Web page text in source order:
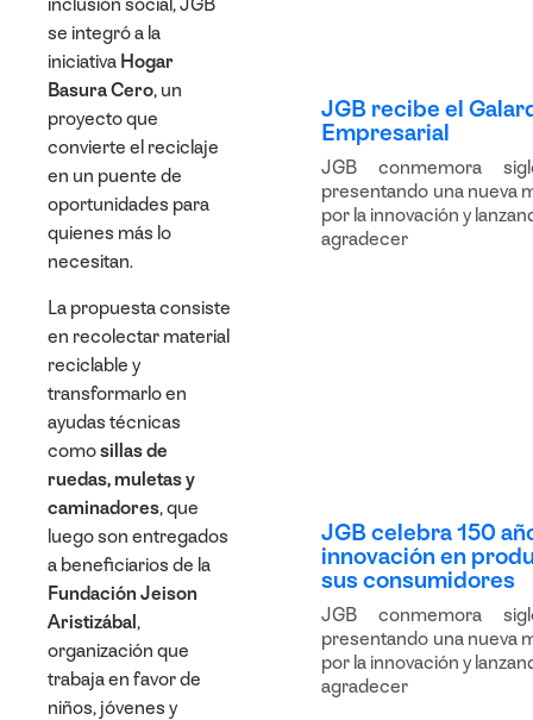
se integró a la
iniciativa Hogar
Basura Cero, un
proyecto que
convierte el reciclaje
en un puente de
oportunidades para
quienes más lo
necesitan.
La propuesta consiste
en recolectar material
reciclable y
transformarlo en
ayudas técnicas
comosillas de
ruedas, muletas y
caminadores, que
luego son entregados
a beneficiarios de la
Fundación Jeison
Aristizábal,
organización que
trabaja en favor de
niños, jóvenes y
JGB recibe el
Empresarial
JGB conmemora
presentando una nueva
por la innovación y
agradecer
JGB celebra 150
innovación en
sus consumidores
JGB conmemora
presentando una nueva
por la innovación y
agradecer